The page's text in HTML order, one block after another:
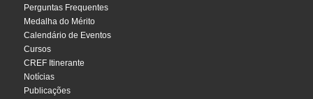
Perguntas Frequentes
Medalha do Mérito
Calendário de Eventos
Cursos
CREF Itinerante
Notícias
Publicações